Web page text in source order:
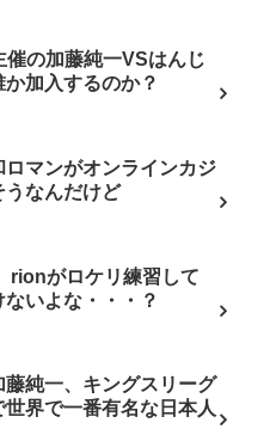
催の加藤純一VSはんじ
か加入するのか？
ロマンがオンラインカジ
うなんだけど
rionがロケリ練習して
ないよな・・・？
藤純一、キングスリーグ
世界で一番有名な日本人